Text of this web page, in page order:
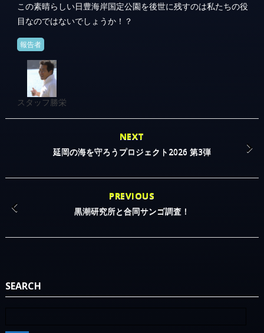
この素晴らしい日豊海岸国定公園を後世に残すのは私たちの役
目なのではないでしょうか！？
報告者
スタッフ勝栄
NEXT
延岡の海を守ろうプロジェクト2026 第3弾
PREVIOUS
黒潮研究所と合同サンゴ調査！
SEARCH